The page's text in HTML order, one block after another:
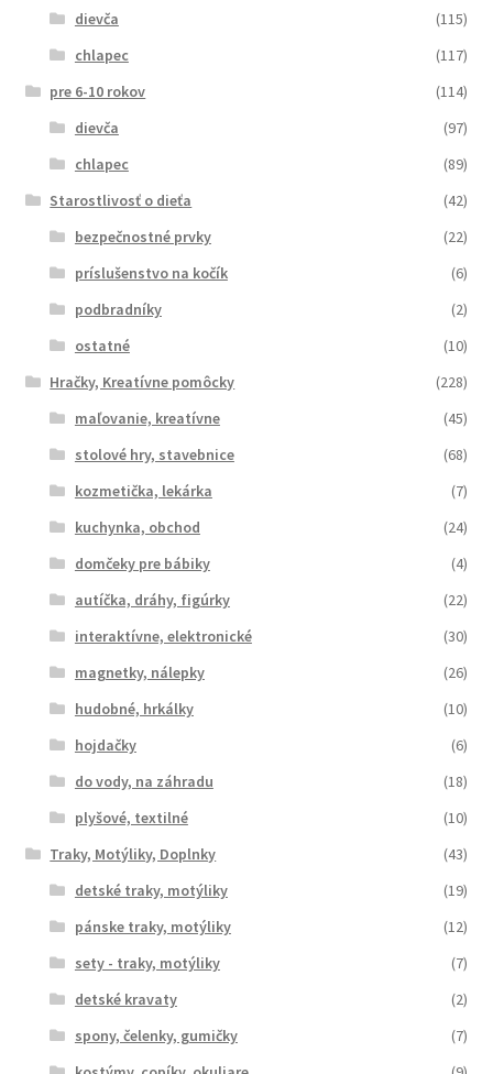
dievča
(115)
chlapec
(117)
pre 6-10 rokov
(114)
dievča
(97)
chlapec
(89)
Starostlivosť o dieťa
(42)
bezpečnostné prvky
(22)
príslušenstvo na kočík
(6)
podbradníky
(2)
ostatné
(10)
Hračky, Kreatívne pomôcky
(228)
maľovanie, kreatívne
(45)
stolové hry, stavebnice
(68)
kozmetička, lekárka
(7)
kuchynka, obchod
(24)
domčeky pre bábiky
(4)
autíčka, dráhy, figúrky
(22)
interaktívne, elektronické
(30)
magnetky, nálepky
(26)
hudobné, hrkálky
(10)
hojdačky
(6)
do vody, na záhradu
(18)
plyšové, textilné
(10)
Traky, Motýliky, Doplnky
(43)
detské traky, motýliky
(19)
pánske traky, motýliky
(12)
sety - traky, motýliky
(7)
detské kravaty
(2)
spony, čelenky, gumičky
(7)